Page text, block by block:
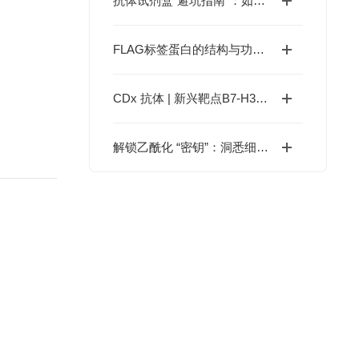
FLAG标签蛋白的结构与功能解析
CDx 抗体 | 新兴靶点B7-H3/H4，助力ADC药物研发
解锁乙酰化 “密钥”：洞悉细胞调控机制与前沿检测策略